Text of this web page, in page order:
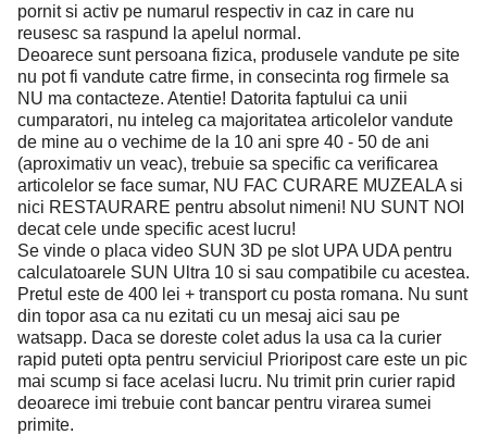
pornit si activ pe numarul respectiv in caz in care nu
reusesc sa raspund la apelul normal.
Deoarece sunt persoana fizica, produsele vandute pe site
nu pot fi vandute catre firme, in consecinta rog firmele sa
NU ma contacteze. Atentie! Datorita faptului ca unii
cumparatori, nu inteleg ca majoritatea articolelor vandute
de mine au o vechime de la 10 ani spre 40 - 50 de ani
(aproximativ un veac), trebuie sa specific ca verificarea
articolelor se face sumar, NU FAC CURARE MUZEALA si
nici RESTAURARE pentru absolut nimeni! NU SUNT NOI
decat cele unde specific acest lucru!
Se vinde o placa video SUN 3D pe slot UPA UDA pentru
calculatoarele SUN Ultra 10 si sau compatibile cu acestea.
Pretul este de 400 lei + transport cu posta romana. Nu sunt
din topor asa ca nu ezitati cu un mesaj aici sau pe
watsapp. Daca se doreste colet adus la usa ca la curier
rapid puteti opta pentru serviciul Prioripost care este un pic
mai scump si face acelasi lucru. Nu trimit prin curier rapid
deoarece imi trebuie cont bancar pentru virarea sumei
primite.